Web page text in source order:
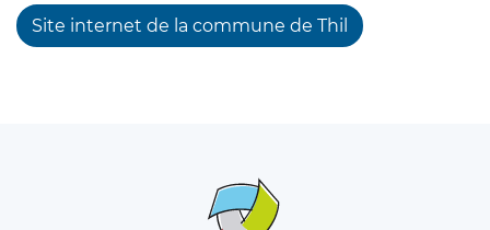
Site internet de la commune de Thil